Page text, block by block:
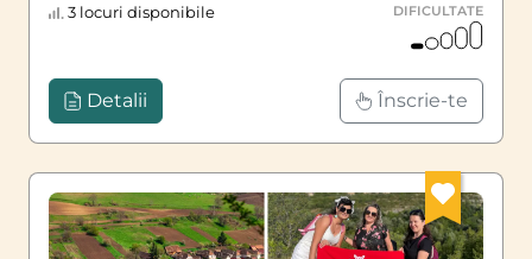
3 locuri disponibile DIFICULTATE
Detalii Înscrie-te